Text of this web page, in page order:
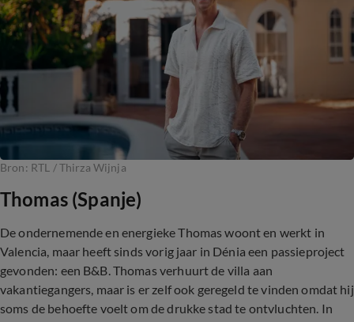
Bron: RTL / Thirza Wijnja
Thomas (Spanje)
De ondernemende en energieke Thomas woont en werkt in
Valencia, maar heeft sinds vorig jaar in Dénia een passieproject
gevonden: een B&B. Thomas verhuurt de villa aan
vakantiegangers, maar is er zelf ook geregeld te vinden omdat hij
soms de behoefte voelt om de drukke stad te ontvluchten. In